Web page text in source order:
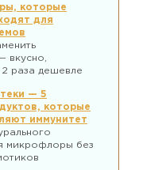
которые
для
вкусно,
2 раза дешевле
— 5
которые
иммунитет
микрофлоры без